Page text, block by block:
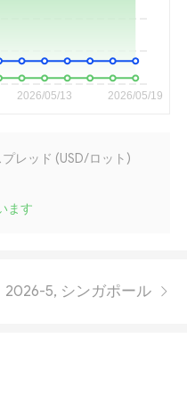
レッド (USD/ロット)
ます
2026-5, シンガポール